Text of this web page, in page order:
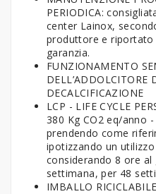
PERIODICA:
center Lainox,
produttore e riportato
garanzia.
FUNZIONAMENTO
DELL’ADDOLCITORE
DECALCIFICAZIONE
LCP - LIFE CYCLE
380 Kg CO2 eq/anno
prendendo come
ipotizzando un
considerando 8 ore
settimana, per 48
IMBALLO